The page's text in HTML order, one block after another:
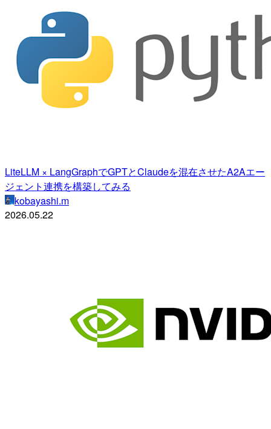
LiteLLM × LangGraphでGPTとClaudeを混在させたA2Aエー
ジェント連携を構築してみる
kobayashi.m
2026.05.22